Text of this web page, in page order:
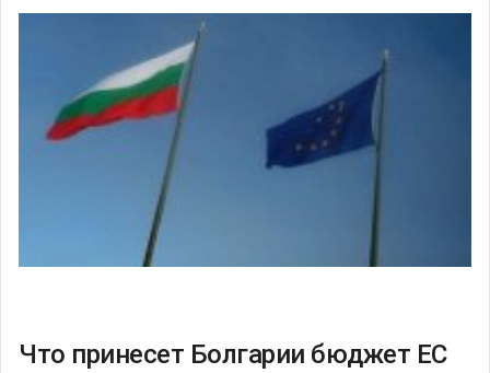
Что принесет Болгарии бюджет ЕС